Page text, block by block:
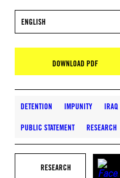
ENGLISH
DOWNLOAD PDF
DETENTION IMPUNITY IRAQ
PUBLIC STATEMENT RESEARCH
RESEARCH